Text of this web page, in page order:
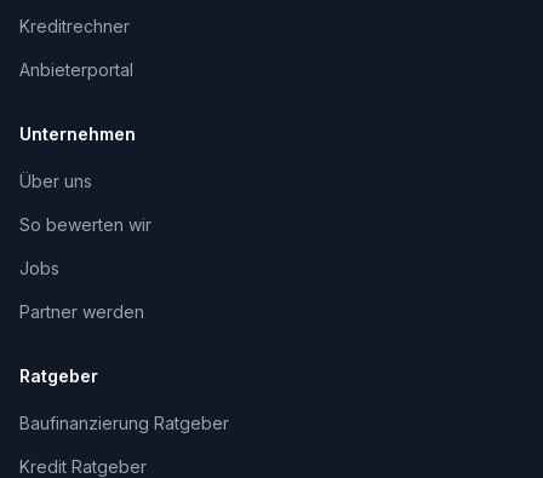
Kreditrechner
Anbieterportal
Unternehmen
Über uns
So bewerten wir
Jobs
Partner werden
Ratgeber
Baufinanzierung Ratgeber
Kredit Ratgeber